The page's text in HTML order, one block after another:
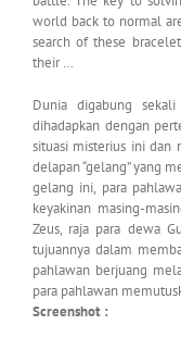
world back to normal
search of these
their …
Dunia digabung
dihadapkan dengan
situasi misterius ini dan
delapan “gelang” yang
gelang ini, para
keyakinan masing-
Zeus, raja para dewa
tujuannya dalam
pahlawan berjuang
para pahlawan
Screenshot :